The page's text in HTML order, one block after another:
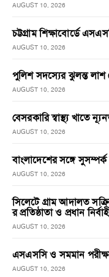
AUGUST 10, 2026
চট্টগ্রাম শিক্ষাবোর্ডে
AUGUST 10, 2026
পুলিশ সদস্যের ঝুলন্ত লাশ
AUGUST 10, 2026
বেসরকারি স্বাস্থ্য খাতে
AUGUST 10, 2026
বাংলাদেশের সঙ্গে
AUGUST 10, 2026
সিলেটে গ্রাম আদালত
র প্রতিষ্ঠাতা ও প্রধান
AUGUST 10, 2026
এসএসসি ও সমমান
AUGUST 10, 2026